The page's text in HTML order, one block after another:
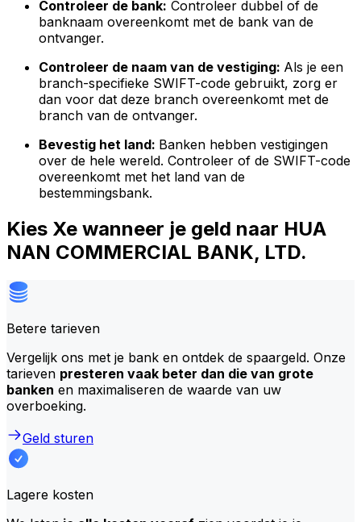
Controleer de bank: Controleer dubbel of de
banknaam overeenkomt met de bank van de
ontvanger.
Controleer de naam van de vestiging: Als je een
branch-specifieke SWIFT-code gebruikt, zorg er
dan voor dat deze branch overeenkomt met de
branch van de ontvanger.
Bevestig het land: Banken hebben vestigingen
over de hele wereld. Controleer of de SWIFT-code
overeenkomt met het land van de
bestemmingsbank.
Kies Xe wanneer je geld naar HUA
NAN COMMERCIAL BANK, LTD.
Betere tarieven
Vergelijk ons met je bank en ontdek de spaargeld. Onze
tarieven presteren vaak beter dan die van grote
banken en maximaliseren de waarde van uw
overboeking.
Geld sturen
Lagere kosten